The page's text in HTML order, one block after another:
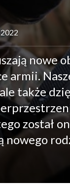
nowe
armii.
także
został
nowego